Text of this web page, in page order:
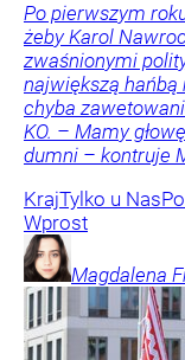
Po pierwszym
żeby Karol
zwaśnionymi
największą
chyba
KO. – Mamy
dumni – kontruje
KrajTylko u Nas
Wprost
Magdalena